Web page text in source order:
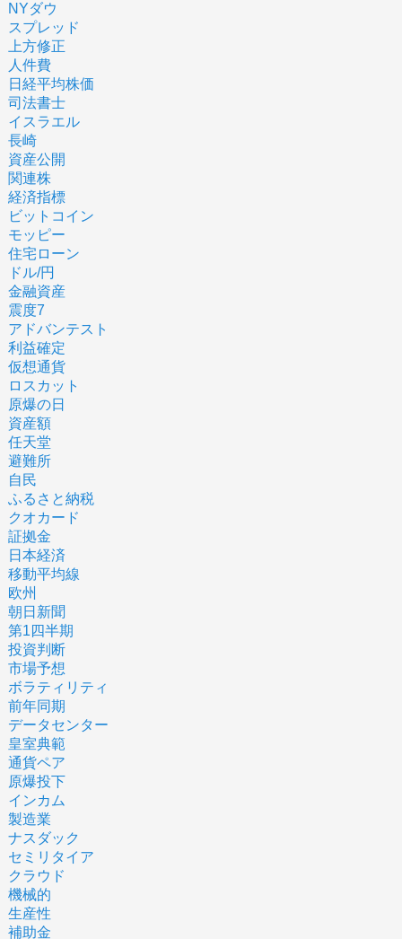
NYダウ
スプレッド
上方修正
人件費
日経平均株価
司法書士
イスラエル
長崎
資産公開
関連株
経済指標
ビットコイン
モッピー
住宅ローン
ドル/円
金融資産
震度7
アドバンテスト
利益確定
仮想通貨
ロスカット
原爆の日
資産額
任天堂
避難所
自民
ふるさと納税
クオカード
証拠金
日本経済
移動平均線
欧州
朝日新聞
第1四半期
投資判断
市場予想
ボラティリティ
前年同期
データセンター
皇室典範
通貨ペア
原爆投下
インカム
製造業
ナスダック
セミリタイア
クラウド
機械的
生産性
補助金